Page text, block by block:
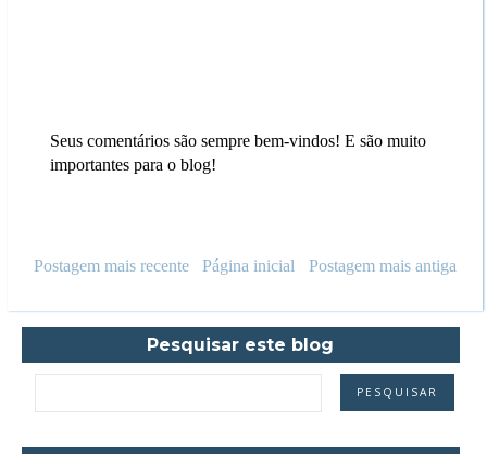
Seus comentários são sempre bem-vindos! E são muito
importantes para o blog!
Postagem mais recente Postagem mais antiga
Página inicial
Pesquisar este blog